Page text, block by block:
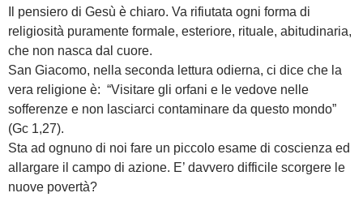
Il pensiero di Gesù è chiaro. Va rifiutata ogni forma di
religiosità puramente formale, esteriore, rituale, abitudinaria,
che non nasca dal cuore.
San Giacomo, nella seconda lettura odierna, ci dice che la
vera religione è: “Visitare gli orfani e le vedove nelle
sofferenze e non lasciarci contaminare da questo mondo”
(Gc 1,27).
Sta ad ognuno di noi fare un piccolo esame di coscienza ed
allargare il campo di azione. E’ davvero difficile scorgere le
nuove povertà?